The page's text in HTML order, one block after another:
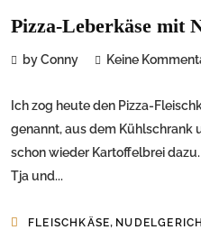
Pizza-Leberkäse mit
by Conny Keine
Ich zog heute den Pizza-
genannt, aus dem Kühlschrank
schon wieder Kartoffelbrei
Tja und...
FLEISCHKÄSE,